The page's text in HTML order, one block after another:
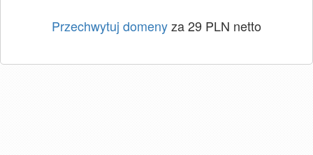
Przechwytuj domenyza 29 PLN netto